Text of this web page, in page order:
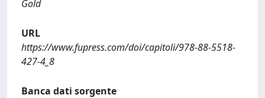
Gold
URL
https://www.fupress.com/doi/capitoli/978-88-5518-
427-4_8
Banca dati sorgente